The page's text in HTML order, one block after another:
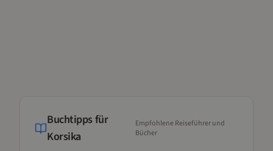
Buchtipps für
Korsika
Empfohlene Reiseführer und
Bücher